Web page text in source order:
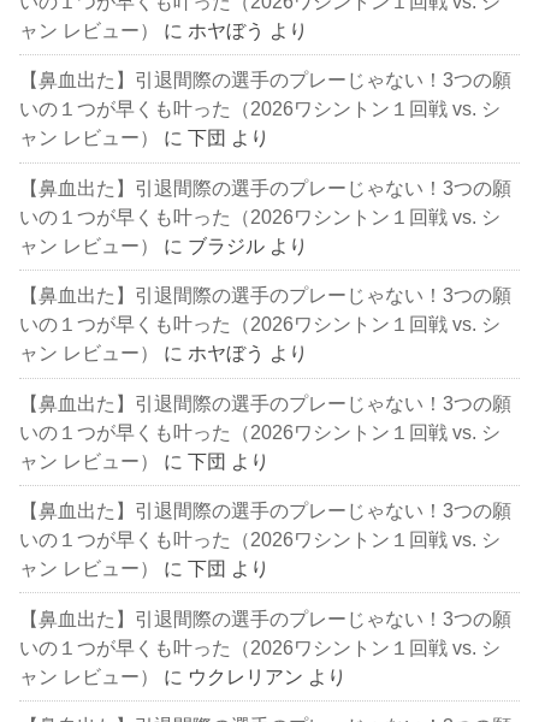
ャン レビュー）
に ホヤぼう より
【鼻血出た】引退間際の選手のプレーじゃない！3つの願
いの１つが早くも叶った（2026ワシントン１回戦 vs. シ
ャン レビュー）
に下団 より
【鼻血出た】引退間際の選手のプレーじゃない！3つの願
いの１つが早くも叶った（2026ワシントン１回戦 vs. シ
ャン レビュー）
に ブラジル より
【鼻血出た】引退間際の選手のプレーじゃない！3つの願
いの１つが早くも叶った（2026ワシントン１回戦 vs. シ
ャン レビュー）
に ホヤぼう より
【鼻血出た】引退間際の選手のプレーじゃない！3つの願
いの１つが早くも叶った（2026ワシントン１回戦 vs. シ
ャン レビュー）
に下団 より
【鼻血出た】引退間際の選手のプレーじゃない！3つの願
いの１つが早くも叶った（2026ワシントン１回戦 vs. シ
ャン レビュー）
に下団 より
【鼻血出た】引退間際の選手のプレーじゃない！3つの願
いの１つが早くも叶った（2026ワシントン１回戦 vs. シ
ャン レビュー）
に ウクレリアン より